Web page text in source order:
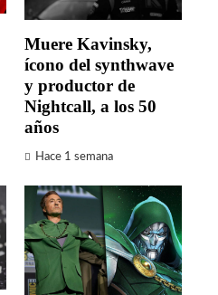
Muere Kavinsky,
ícono del synthwave
y productor de
Nightcall, a los 50
años
Hace 1 semana